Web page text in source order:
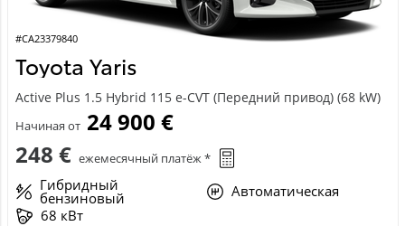
#CA23379840
Toyota Yaris
Active Plus 1.5 Hybrid 115 e-CVT (Передний привод) (68 kW)
Начиная от 24 900 €
248 € ежемесячный платёж *
Гибридный
бензиновый
Автоматическая
68 кВт